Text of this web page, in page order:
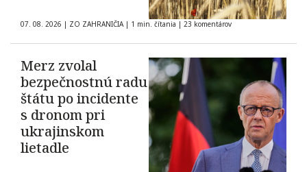
07. 08. 2026 | ZO ZAHRANIČIA | 1 min. čítania | 23 komentárov
Merz zvolal
bezpečnostnú radu
štátu po incidente
s dronom pri
ukrajinskom
lietadle